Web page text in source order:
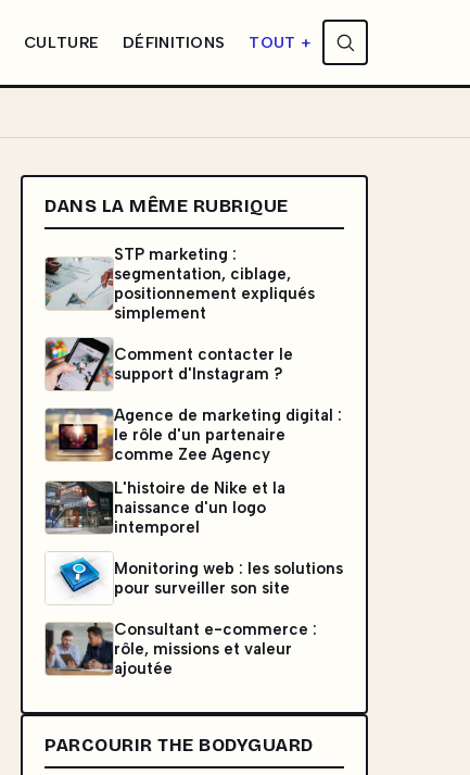
CULTURE DÉFINITIONS TOUT +
DANS LA MÊME RUBRIQUE
STP marketing :
segmentation, ciblage,
positionnement expliqués
simplement
Comment contacter le
support d'Instagram ?
Agence de marketing digital :
le rôle d'un partenaire
comme Zee Agency
L'histoire de Nike et la
naissance d'un logo
intemporel
Monitoring web : les solutions
pour surveiller son site
Consultant e-commerce :
rôle, missions et valeur
ajoutée
PARCOURIR THE BODYGUARD